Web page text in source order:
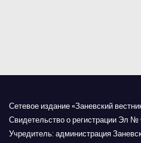
ц
я
Сетевое издание «Заневский
Свидетельство о регистрации Эл
Учредитель: администрация